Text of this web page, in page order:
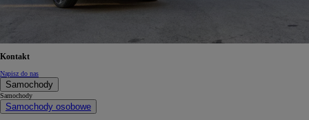
Kontakt
Napisz do nas
Samochody
Samochody
Samochody osobowe